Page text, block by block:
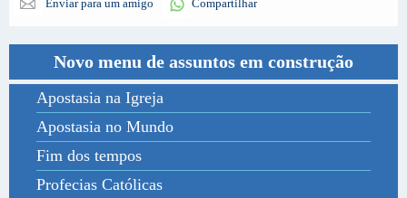
Enviar para um amigo Compartilhar
Novo menu de assuntos em construção
Apostasia na Igreja
Apostasia no Mundo
Fim dos tempos
Profecias Católicas